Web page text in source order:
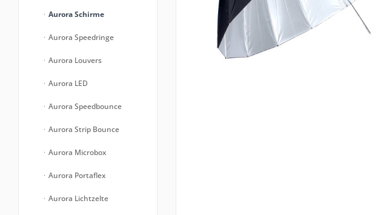
Aurora Schirme
Aurora Speedringe
Aurora Louvers
Aurora LED
Aurora Speedbounce
Aurora Strip Bounce
Aurora Microbox
Aurora Portaflex
Aurora Lichtzelte